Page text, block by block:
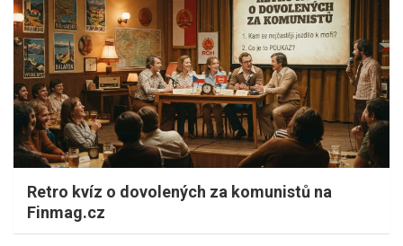
Retro kvíz o dovolených za komunistů na
Finmag.cz